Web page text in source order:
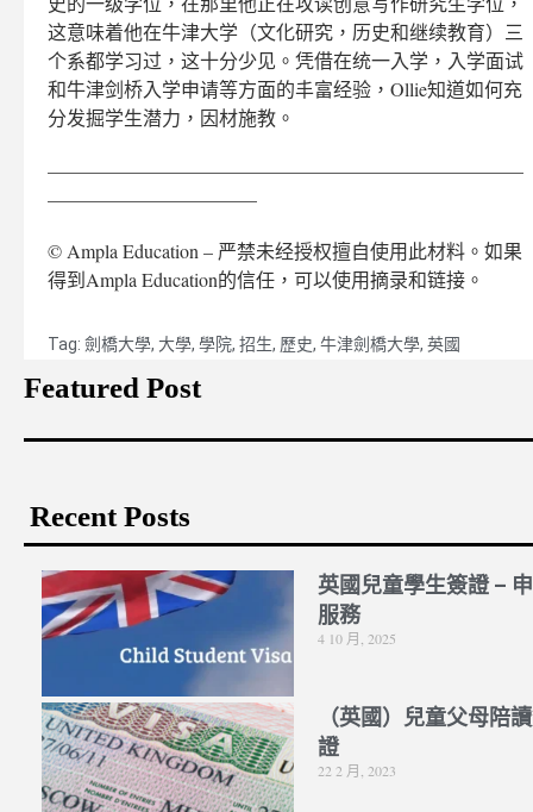
这意味着他在牛津大学（文化研究，历史和继续教育）三
个系都学习过，这十分少见。凭借在统一入学，入学面试
和牛津剑桥入学申请等方面的丰富经验，Ollie知道如何充
分发掘学生潜力，因材施教。
—————————————————————————
———————————
© Ampla Education – 严禁未经授权擅自使用此材料。如果
得到Ampla Education的信任，可以使用摘录和链接。
Tag: 劍橋大學, 大學, 學院, 招生, 歷史, 牛津劍橋大學, 英國
Featured Post
Recent Posts
英國兒童學生簽證 –
服務
4 10 月, 2025
（英國）兒童父母陪
證
22 2 月, 2023